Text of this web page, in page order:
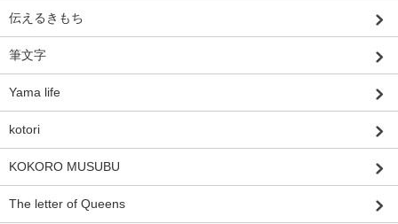
伝えるきもち
筆文字
Yama life
kotori
KOKORO MUSUBU
The letter of Queens